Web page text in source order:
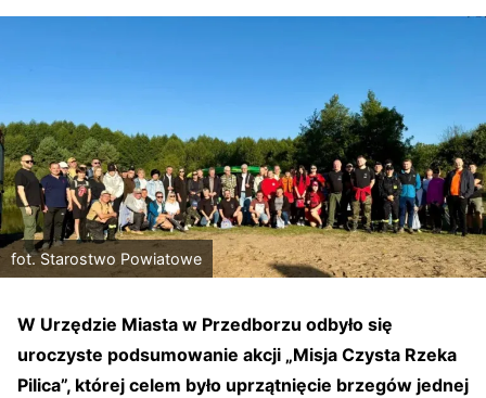
fot. Starostwo Powiatowe
W Urzędzie Miasta w Przedborzu odbyło się
uroczyste podsumowanie akcji „Misja Czysta Rzeka
Pilica”, której celem było uprzątnięcie brzegów jednej